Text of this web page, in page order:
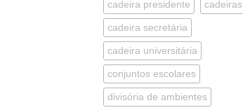
cadeira presidente cadeiras
cadeira secretária
cadeira universitária
conjuntos escolares
divisória de ambientes